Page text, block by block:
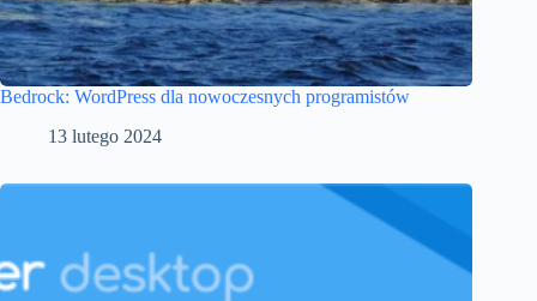
Bedrock: WordPress dla nowoczesnych programistów
13 lutego 2024